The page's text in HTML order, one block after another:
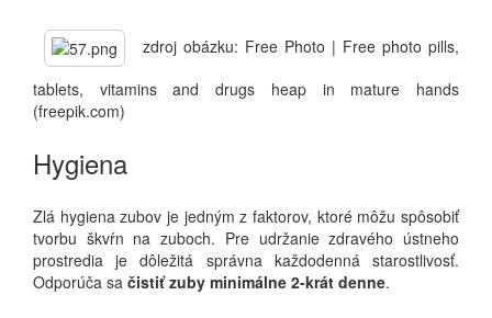
zdroj obázku: Free Photo | Free photo pills,
tablets, vitamins and drugs heap in mature hands
(freepik.com)
Hygiena
Zlá hygiena zubov je jedným z faktorov, ktoré môžu spôsobiť
tvorbu škvŕn na zuboch. Pre udržanie zdravého ústneho
prostredia je dôležitá správna každodenná starostlivosť.
Odporúča sa čistiť zuby minimálne 2-krát denne.